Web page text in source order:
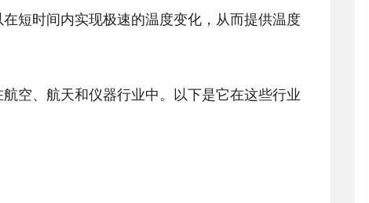
短时间内实现极速的温度变化，从而提供温度
空、航天和仪器行业中。以下是它在这些行业